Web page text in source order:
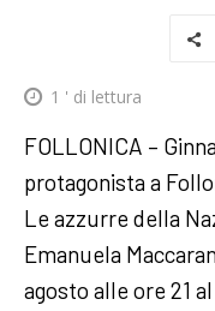
1 ' di lettura
FOLLONICA –
protagonista a
Le azzurre della
Emanuela
agosto alle ore 21